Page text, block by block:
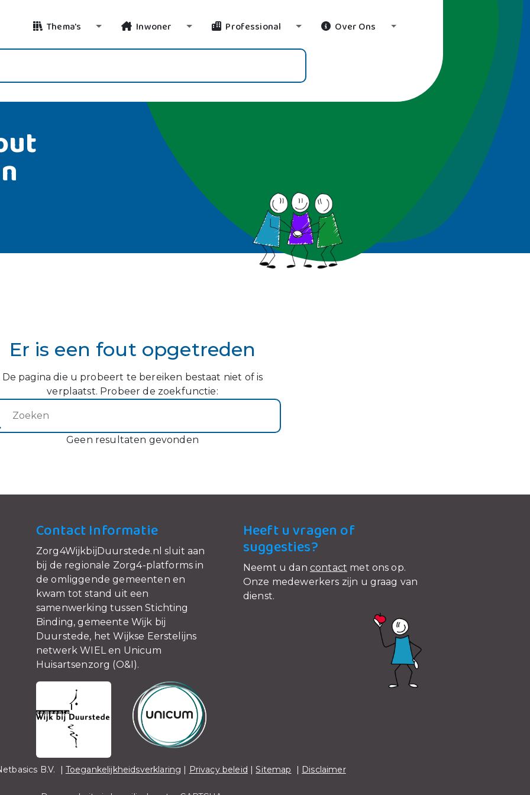
Thema's Toggle Dropdown
Inwoner Toggle Dropdown
Professional Toggle Dropdown
Over Ons Toggle Dropdown
Er is een fout opgetreden
De pagina die u probeert te bereiken bestaat niet of is
verplaatst. Probeer de zoekfunctie:
Geen resultaten gevonden
Contact Informatie
Zorg4WijkbijDuurstede.nl sluit aan
bij de regionale Zorg4-platforms in
de omliggende gemeenten en
kwam tot stand uit een
samenwerking tussen Stichting
Binding, gemeente Wijk bij
Duurstede, het Wijkse Eerstelijns
netwerk WIEL en Unicum
Huisartsenzorg (O&I).
Heeft u vragen of
suggesties?
Neemt u dan contact met ons op.
Onze medewerkers zijn u graag van
dienst.
B.V. | Toegankelijkheidsverklaring | Privacy beleid |Sitemap | Disclaimer